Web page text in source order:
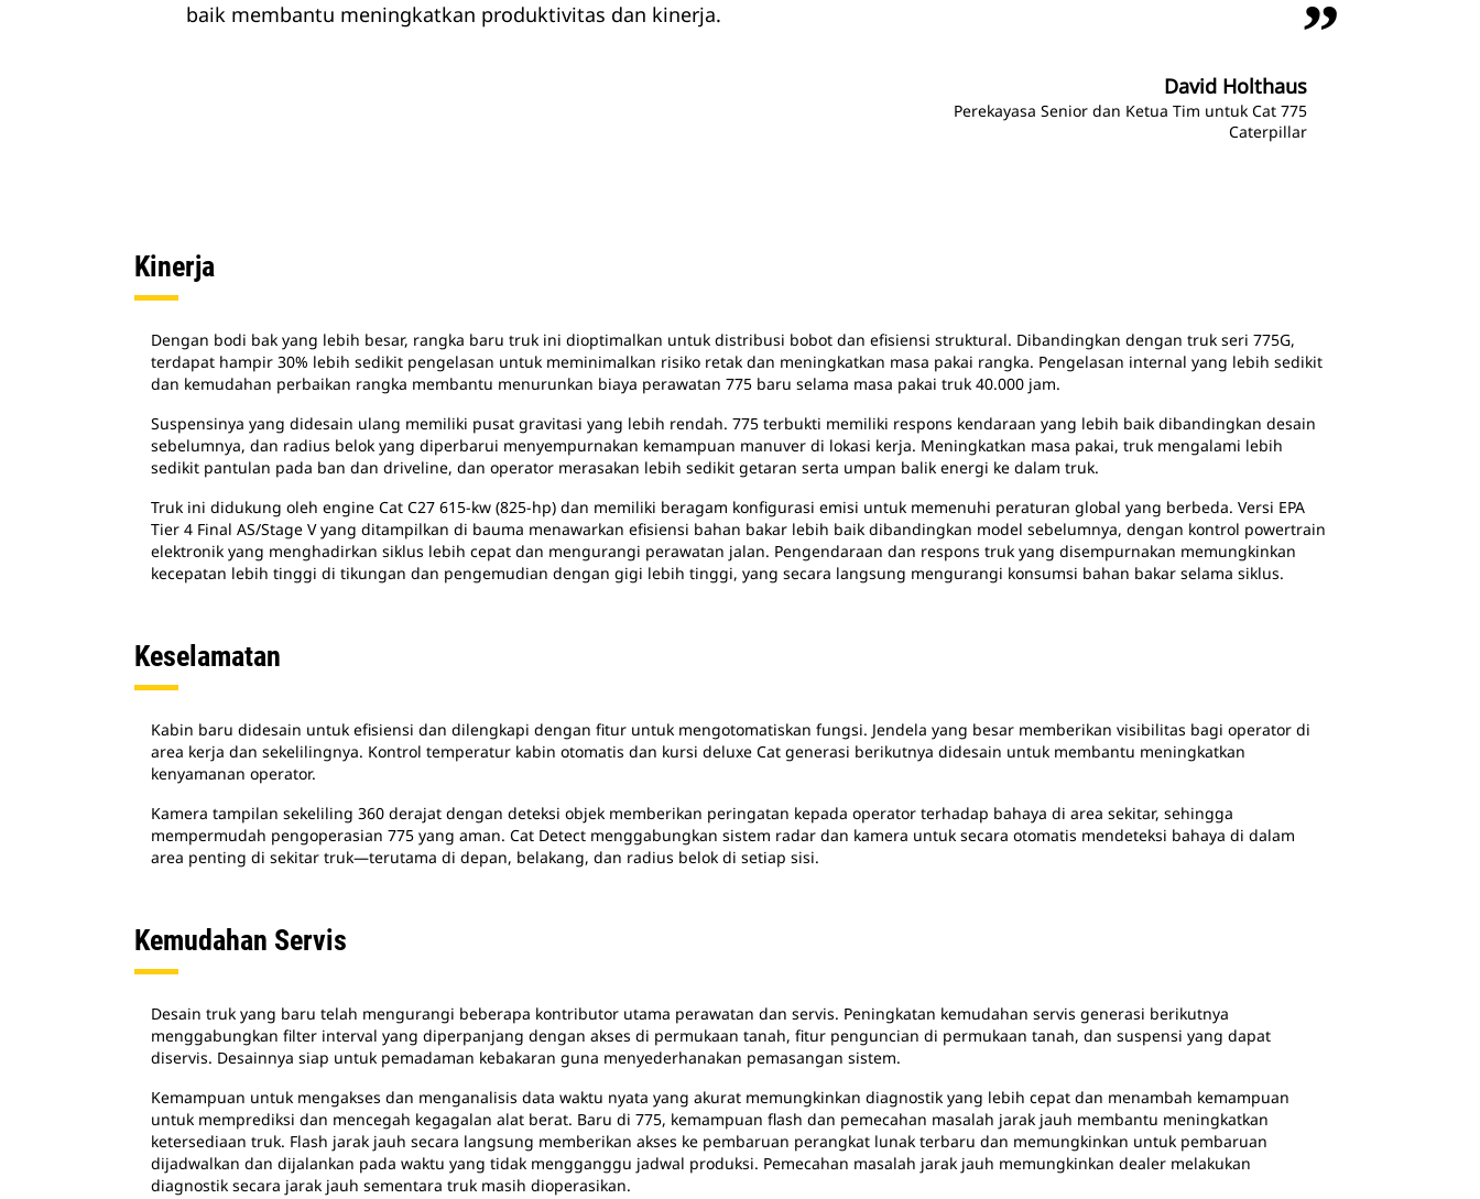
baik membantu meningkatkan produktivitas dan kinerja.
David Holthaus
Perekayasa Senior dan Ketua Tim untuk Cat 775
Caterpillar
Kinerja
Dengan bodi bak yang lebih besar, rangka baru truk ini dioptimalkan untuk distribusi bobot dan efisiensi struktural. Dibandingkan dengan truk seri 775G,
terdapat hampir 30% lebih sedikit pengelasan untuk meminimalkan risiko retak dan meningkatkan masa pakai rangka. Pengelasan internal yang lebih sedikit
dan kemudahan perbaikan rangka membantu menurunkan biaya perawatan 775 baru selama masa pakai truk 40.000 jam.
Suspensinya yang didesain ulang memiliki pusat gravitasi yang lebih rendah. 775 terbukti memiliki respons kendaraan yang lebih baik dibandingkan desain
sebelumnya, dan radius belok yang diperbarui menyempurnakan kemampuan manuver di lokasi kerja. Meningkatkan masa pakai, truk mengalami lebih
sedikit pantulan pada ban dan driveline, dan operator merasakan lebih sedikit getaran serta umpan balik energi ke dalam truk.
Truk ini didukung oleh engine Cat C27 615-kw (825-hp) dan memiliki beragam konfigurasi emisi untuk memenuhi peraturan global yang berbeda. Versi EPA
Tier 4 Final AS/Stage V yang ditampilkan di bauma menawarkan efisiensi bahan bakar lebih baik dibandingkan model sebelumnya, dengan kontrol powertrain
elektronik yang menghadirkan siklus lebih cepat dan mengurangi perawatan jalan. Pengendaraan dan respons truk yang disempurnakan memungkinkan
kecepatan lebih tinggi di tikungan dan pengemudian dengan gigi lebih tinggi, yang secara langsung mengurangi konsumsi bahan bakar selama siklus.
Keselamatan
Kabin baru didesain untuk efisiensi dan dilengkapi dengan fitur untuk mengotomatiskan fungsi. Jendela yang besar memberikan visibilitas bagi operator di
area kerja dan sekelilingnya. Kontrol temperatur kabin otomatis dan kursi deluxe Cat generasi berikutnya didesain untuk membantu meningkatkan
kenyamanan operator.
Kamera tampilan sekeliling 360 derajat dengan deteksi objek memberikan peringatan kepada operator terhadap bahaya di area sekitar, sehingga
mempermudah pengoperasian 775 yang aman. Cat Detect menggabungkan sistem radar dan kamera untuk secara otomatis mendeteksi bahaya di dalam
area penting di sekitar truk―terutama di depan, belakang, dan radius belok di setiap sisi.
Kemudahan Servis
Desain truk yang baru telah mengurangi beberapa kontributor utama perawatan dan servis. Peningkatan kemudahan servis generasi berikutnya
menggabungkan filter interval yang diperpanjang dengan akses di permukaan tanah, fitur penguncian di permukaan tanah, dan suspensi yang dapat
diservis. Desainnya siap untuk pemadaman kebakaran guna menyederhanakan pemasangan sistem.
Kemampuan untuk mengakses dan menganalisis data waktu nyata yang akurat memungkinkan diagnostik yang lebih cepat dan menambah kemampuan
untuk memprediksi dan mencegah kegagalan alat berat. Baru di 775, kemampuan flash dan pemecahan masalah jarak jauh membantu meningkatkan
ketersediaan truk. Flash jarak jauh secara langsung memberikan akses ke pembaruan perangkat lunak terbaru dan memungkinkan untuk pembaruan
dijadwalkan dan dijalankan pada waktu yang tidak mengganggu jadwal produksi. Pemecahan masalah jarak jauh memungkinkan dealer melakukan
diagnostik secara jarak jauh sementara truk masih dioperasikan.